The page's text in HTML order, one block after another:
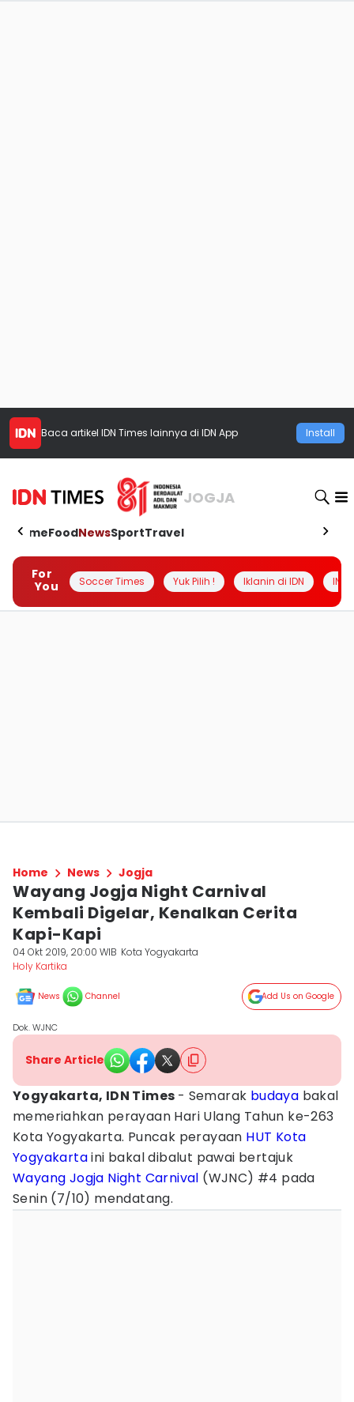
Baca artikel IDN Times lainnya di IDN App Install
JOGJA
HomeFoodNewsSportTravel
For
You
Soccer Times Yuk Pilih ! Iklanin di IDN
Home News Jogja
Wayang Jogja Night Carnival
Kembali Digelar, Kenalkan Cerita
Kapi-Kapi
04 Okt 2019, 20:00 WIB Kota Yogyakarta
Holy Kartika
News Channel Add Us on Google
Dok. WJNC
Share Article
Yogyakarta, IDN Times - Semarak budaya bakal
memeriahkan perayaan Hari Ulang Tahun ke-263
Kota Yogyakarta. Puncak perayaan HUT Kota
Yogyakartaini bakal dibalut pawai bertajuk
Wayang Jogja Night Carnival (WJNC) #4 pada
Senin (7/10) mendatang.